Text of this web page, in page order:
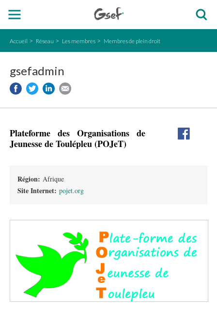
Accueil Réseau Les membres Membres de plein droit
gsefadmin
Plateforme des Organisations de
Jeunesse de Toulépleu (POJeT)
Région: Afrique
Site Internet: pojet.org